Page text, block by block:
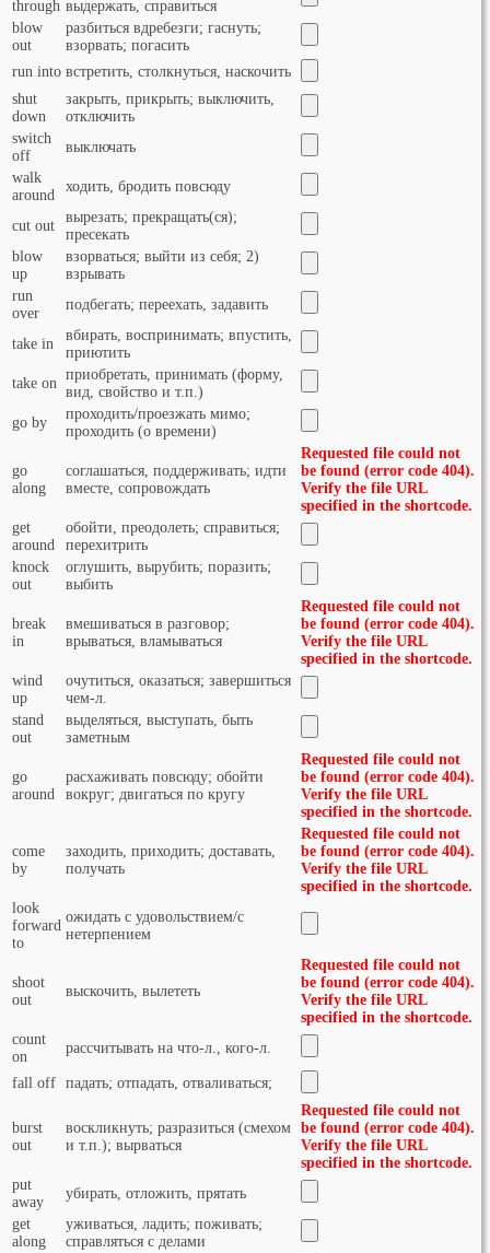
through выдержать, справиться
blow
out
разбиться вдребезги; гаснуть;
взорвать; погасить
run into встретить, столкнуться, наскочить
shut
down
закрыть, прикрыть; выключить,
отключить
switch
off
выключать
walk
around
ходить, бродить повсюду
cut out
вырезать; прекращать(ся);
пресекать
blow
up
взорваться; выйти из себя; 2)
взрывать
run
over
подбегать; переехать, задавить
take in
вбирать, воспринимать; впустить,
приютить
take on
приобретать, принимать (форму,
вид, свойство и т.п.)
go by
проходить/проезжать мимо;
проходить (о времени)
go
along
соглашаться, поддерживать; идти
вместе, сопровождать
Requested file could not
be found (error code 404).
Verify the file URL
specified in the shortcode.
get
around
обойти, преодолеть; справиться;
перехитрить
knock
out
оглушить, вырубить; поразить;
выбить
break
in
вмешиваться в разговор;
врываться, вламываться
Requested file could not
be found (error code 404).
Verify the file URL
specified in the shortcode.
wind
up
очутиться, оказаться; завершиться
чем-л.
stand
out
выделяться, выступать, быть
заметным
go
around
расхаживать повсюду; обойти
вокруг; двигаться по кругу
Requested file could not
be found (error code 404).
Verify the file URL
specified in the shortcode.
come
by
заходить, приходить; доставать,
получать
Requested file could not
be found (error code 404).
Verify the file URL
specified in the shortcode.
look
forward
to
ожидать с удовольствием/с
нетерпением
shoot
out
выскочить, вылететь
Requested file could not
be found (error code 404).
Verify the file URL
specified in the shortcode.
count
on
рассчитывать на что-л., кого-л.
fall off падать; отпадать, отваливаться;
burst
out
воскликнуть; разразиться (смехом
и т.п.); вырваться
Requested file could not
be found (error code 404).
Verify the file URL
specified in the shortcode.
put
away
убирать, отложить, прятать
get
along
уживаться, ладить; поживать;
справляться с делами